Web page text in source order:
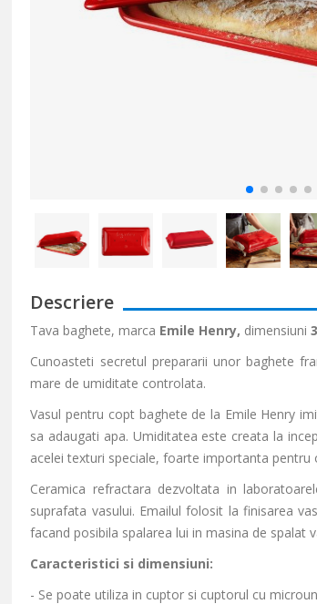
Descriere
Tava baghete, marca Emile Henry, dimensiuni
Cunoasteti secretul prepararii unor baghete
mare de umiditate controlata.
Vasul pentru copt baghete de la Emile Henry
sa adaugati apa. Umiditatea este creata la
acelei texturi speciale, foarte importanta
Ceramica refractara dezvoltata in
suprafata vasului. Emailul folosit la finisarea
facand posibila spalarea lui in masina de spalat
Caracteristici si dimensiuni:
- Se poate utiliza in cuptor si cuptorul cu